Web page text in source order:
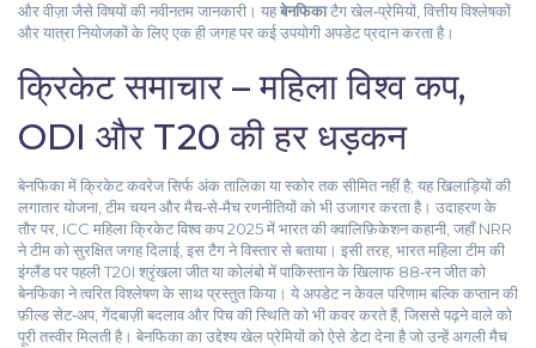
औरवीज़ाजैसे विषयों की नवीनतम जानकारी। यहबेनफिकाटैग खेल‑प्रेमियों, वित्तीय विश्लेषकों
और यात्रा नियोजकों के लिए एक ही जगह पर कई उपयोगी अपडेट प्रदान करता है।
क्रिकेट समाचार – महिला विश्व कप,
ODI और T20 की हर धड़कन
बेनफिका में क्रिकेट कवरेज सिर्फ अंक तालिका या स्कोर तक सीमित नहीं है; यह खिलाड़ियों की
लगातार योजना, टीम चयन और मैच‑से‑मैच रणनीतियों को भी उजागर करता है। उदाहरण के
तौर पर, ICC महिला क्रिकेट विश्व कप 2025 में भारत की क्वालिफ़िकेशन कहानी, जहाँ NRR
ने टीम को सुरक्षित जगह दिलाई, इस टैग ने विस्तार से बताया। इसी तरह, भारत महिला टीम की
इंग्लैंड पर पहली T20I श्रृंखला जीत या कोलंबो में पाकिस्तान के खिलाफ 88‑रन जीत को
बेनफिका ने त्वरित विश्लेषण के साथ प्रस्तुत किया। ये अपडेट न केवल परिणाम बल्कि कप्तान की
फ़ील्ड सेट‑अप, गेंदबाज़ी बदलाव और पिच की स्थिति को भी कवर करते हैं, जिससे पढ़ने वाले को
पूरी तस्वीर मिलती है। बेनफिका का उद्देश्य खेल प्रेमियों को ऐसे डेटा देना है जो उन्हें अगली मैच